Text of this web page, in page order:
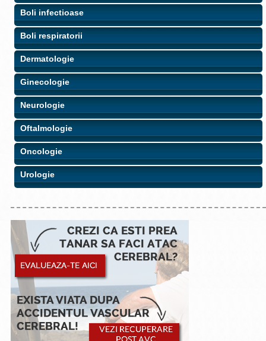
Boli infectioase
Boli respiratorii
Dermatologie
Ginecologie
Neurologie
Oftalmologie
Oncologie
Urologie